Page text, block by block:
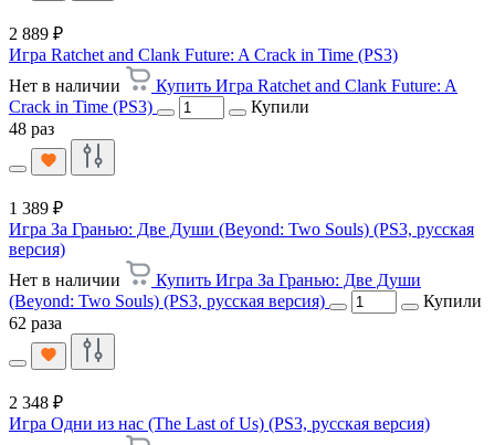
2 889 ₽
Игра Ratchet and Clank Future: A Crack in Time (PS3)
Нет в наличии
Купить Игра Ratchet and Clank Future: A
Crack in Time (PS3)
Купили
48 раз
1 389 ₽
Игра За Гранью: Две Души (Beyond: Two Souls) (PS3, русская
версия)
Нет в наличии
Купить Игра За Гранью: Две Души
(Beyond: Two Souls) (PS3, русская версия)
Купили
62 раза
2 348 ₽
Игра Одни из нас (The Last of Us) (PS3, русская версия)